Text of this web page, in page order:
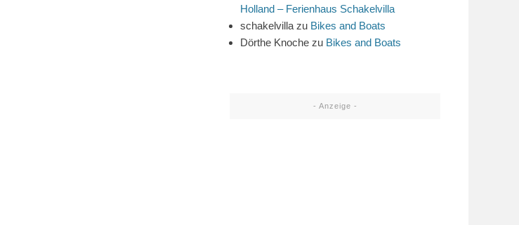
Holland – Ferienhaus Schakelvilla
schakelvilla zu Bikes and Boats
Dörthe Knoche zu Bikes and Boats
- Anzeige -